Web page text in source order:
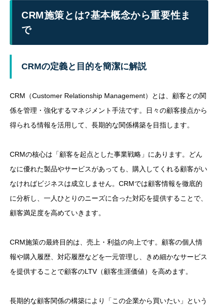
CRM施策とは?基本概念から重要性ま
で
CRMの定義と目的を簡潔に解説
CRM（Customer Relationship Management）とは、顧客との関
係を管理・強化するマネジメント手法です。日々の顧客接点から
得られる情報を活用して、長期的な関係構築を目指します。
CRMの核心は「顧客を起点とした事業戦略」にあります。どん
なに優れた製品やサービスがあっても、購入してくれる顧客がい
なければビジネスは成立しません。CRMでは顧客情報を徹底的
に分析し、一人ひとりのニーズに合った対応を提供することで、
顧客満足度を高めていきます。
CRM施策の最終目的は、売上・利益の向上です。顧客の個人情
報や購入履歴、対応履歴などを一元管理し、きめ細かなサービス
を提供することで顧客のLTV（顧客生涯価値）を高めます。
長期的な顧客関係の構築により「この企業から買いたい」という